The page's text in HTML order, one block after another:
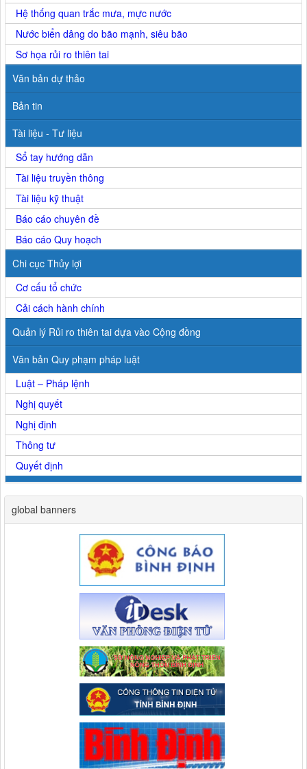
Hệ thống quan trắc mưa, mực nước
Nước biển dâng do bão mạnh, siêu bão
Sơ họa rủi ro thiên tai
Văn bản dự thảo
Bản tin
Tài liệu - Tư liệu
Sổ tay hướng dẫn
Tài liệu truyền thông
Tài liệu kỹ thuật
Báo cáo chuyên đề
Báo cáo Quy hoạch
Chi cục Thủy lợi
Cơ cấu tổ chức
Cải cách hành chính
Quản lý Rủi ro thiên tai dựa vào Cộng đồng
Văn bản Quy phạm pháp luật
Luật – Pháp lệnh
Nghị quyết
Nghị định
Thông tư
Quyết định
global banners